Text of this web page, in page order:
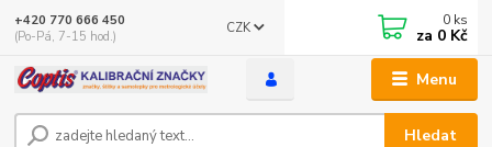
Menu
CZK
Hledat
+420 770 666 450
(Po-Pá, 7-15 hod.)
0 ks
za 0 Kč